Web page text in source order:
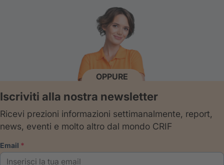
OPPURE
Iscriviti alla nostra newsletter
Ricevi prezioni informazioni settimanalmente, report,
news, eventi e molto altro dal mondo CRIF
email